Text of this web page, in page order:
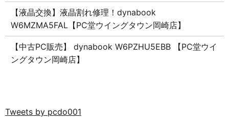
【液晶交換】液晶割れ修理！dynabook
W6MZMA5FAL【PC堂ウイングタウン岡崎店】
【中古PC販売】 dynabook W6PZHU5EBB 【PC堂ウイ
ングタウン岡崎店】
Tweets by pcdo001